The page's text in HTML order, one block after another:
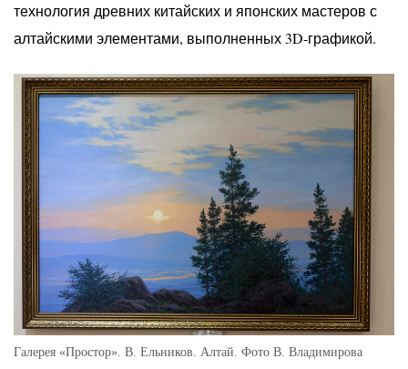
технология древних китайских и японских мастеров с
алтайскими элементами, выполненных 3D-графикой.
Галерея «Простор». В. Ельников. Алтай. Фото В. Владимирова